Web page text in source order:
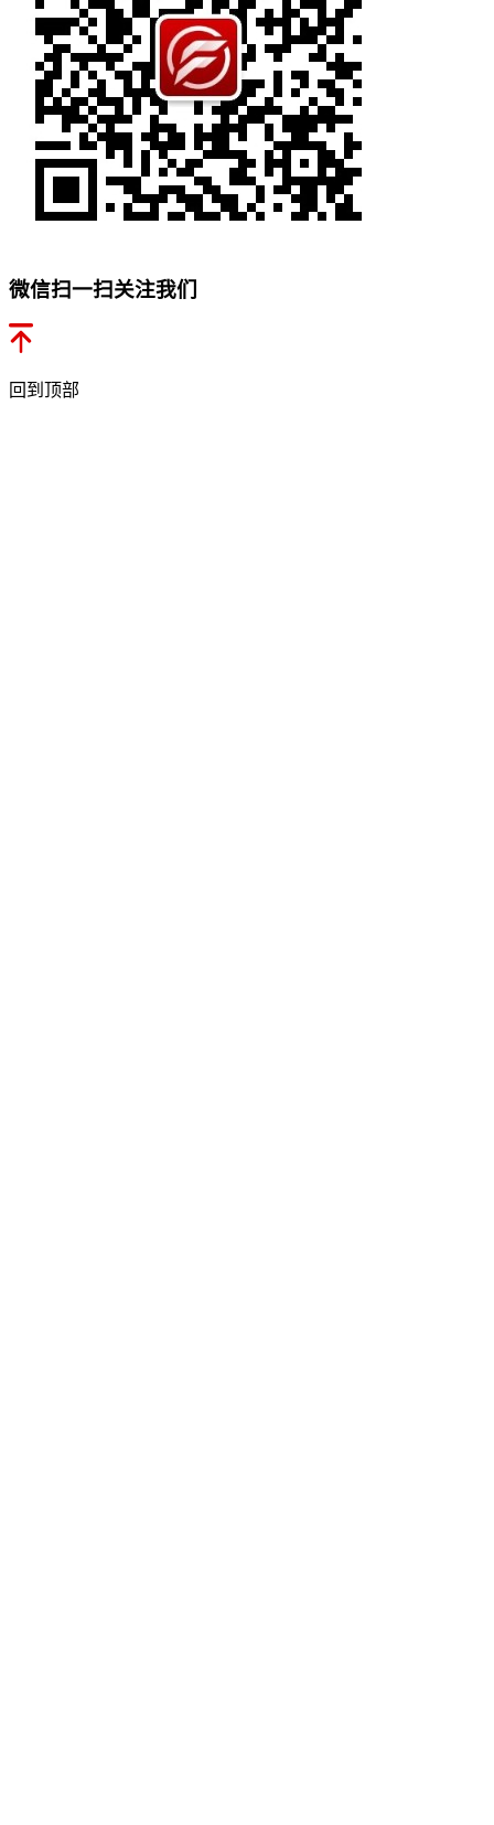
微信扫一扫关注我们
回到顶部